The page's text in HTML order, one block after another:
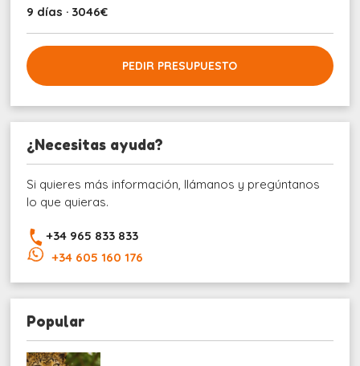
9 días · 3046€
PEDIR PRESUPUESTO
¿Necesitas ayuda?
Si quieres más información, llámanos y pregúntanos
lo que quieras.
+34 965 833 833
+34 605 160 176
Popular